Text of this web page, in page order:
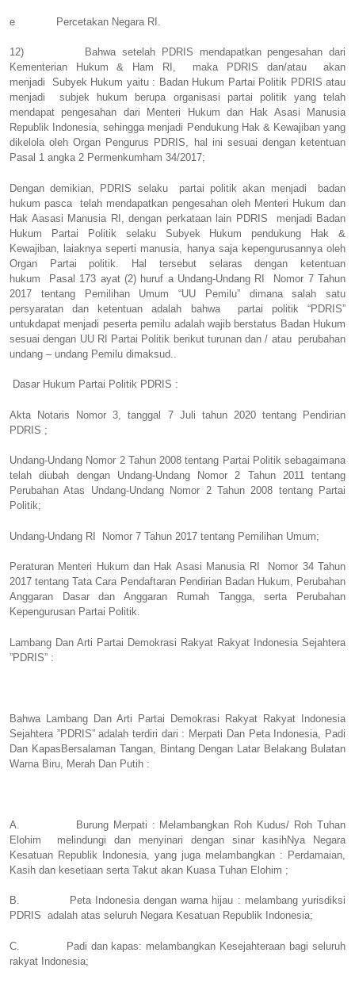
e Percetakan Negara RI.
12)
Bahwa setelah PDRIS mendapatkan pengesahan dari
Kementerian Hukum & Ham RI,
maka PDRIS dan/atau
akan
menjadi
Subyek Hukum yaitu : Badan Hukum Partai Politik PDRIS atau
menjadi
subjek hukum berupa organisasi partai politik yang telah
mendapat pengesahan dari Menteri Hukum dan Hak Asasi Manusia
Republik Indonesia, sehingga menjadi Pendukung Hak & Kewajiban yang
dikelola oleh Organ Pengurus PDRIS, hal ini sesuai dengan ketentuan
Pasal 1 angka 2 Permenkumham 34/2017;
Dengan demikian, PDRIS selaku partai politik akan menjadi
badan
hukum pasca
telah mendapatkan pengesahan oleh Menteri Hukum dan
Hak Aasasi Manusia RI, dengan perkataan lain PDRIS
menjadi Badan
Hukum Partai Politik selaku Subyek Hukum pendukung Hak &
Kewajiban, laiaknya seperti manusia, hanya saja kepengurusannya oleh
Organ Partai politik. Hal tersebut selaras dengan ketentuan
hukum
Pasal 173 ayat (2) huruf a Undang-Undang RI
Nomor 7 Tahun
2017 tentang Pemilihan Umum “UU Pemilu” dimana salah satu
persyaratan dan ketentuan adalah bahwa
partai politik “PDRIS”
untukdapat menjadi peserta pemilu adalah wajib berstatus Badan Hukum
sesuai dengan UU RI Partai Politik berikut turunan dan / atau
perubahan
undang – undang Pemilu dimaksud..
Dasar Hukum Partai Politik PDRIS :
Akta Notaris Nomor 3, tanggal 7 Juli tahun 2020 tentang Pendirian
PDRIS ;
Undang-Undang Nomor 2 Tahun 2008 tentang Partai Politik sebagaimana
telah diubah dengan Undang-Undang Nomor 2 Tahun 2011 tentang
Perubahan Atas Undang-Undang Nomor 2 Tahun 2008 tentang Partai
Politik;
Undang-Undang RI Nomor 7 Tahun 2017 tentang Pemilihan Umum;
Peraturan Menteri Hukum dan Hak Asasi Manusia RI
Nomor 34 Tahun
2017 tentang Tata Cara Pendaftaran Pendirian Badan Hukum, Perubahan
Anggaran Dasar dan Anggaran Rumah Tangga, serta Perubahan
Kepengurusan Partai Politik.
Lambang Dan Arti Partai Demokrasi Rakyat Rakyat Indonesia Sejahtera
”PDRIS” :
Bahwa Lambang Dan Arti Partai Demokrasi Rakyat Rakyat Indonesia
Sejahtera ”PDRIS” adalah terdiri dari : Merpati Dan Peta Indonesia, Padi
Dan KapasBersalaman Tangan, Bintang Dengan Latar Belakang Bulatan
Warna Biru, Merah Dan Putih :
A.
Burung Merpati : Melambangkan Roh Kudus/ Roh Tuhan
Elohim
melindungi dan menyinari dengan sinar kasihNya Negara
Kesatuan Republik Indonesia, yang juga melambangkan : Perdamaian,
Kasih dan kesetiaan serta Takut akan Kuasa Tuhan Elohim ;
B.
Peta Indonesia dengan warna hijau : melambang yurisdiksi
PDRIS adalah atas seluruh Negara Kesatuan Republik Indonesia;
C.
Padi dan kapas: melambangkan Kesejahteraan bagi seluruh
rakyat Indonesia;